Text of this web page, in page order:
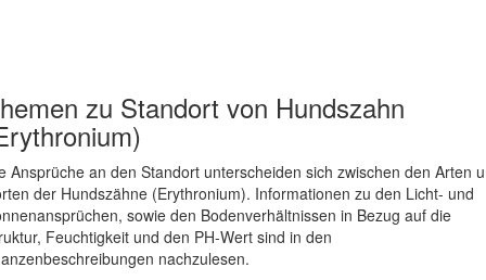
zu Standort von Hundszahn
Ansprüche an den Standort unterscheiden sich zwischen den Arten
der Hundszähne (Erythronium). Informationen zu den Licht- und
sowie den Bodenverhältnissen in Bezug auf die
Feuchtigkeit und den PH-Wert sind in den
nachzulesen.